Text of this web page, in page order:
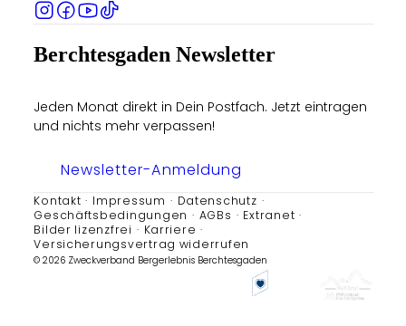
Berchtesgaden Newsletter
Jeden Monat direkt in Dein Postfach. Jetzt eintragen
und nichts mehr verpassen!
Newsletter-Anmeldung
Kontakt Impressum
Datenschutz
Geschäftsbedingungen
AGBs
Extranet
Bilder lizenzfrei
Karriere
Versicherungsvertrag widerrufen
© 2026 Zweckverband Bergerlebnis Berchtesgaden